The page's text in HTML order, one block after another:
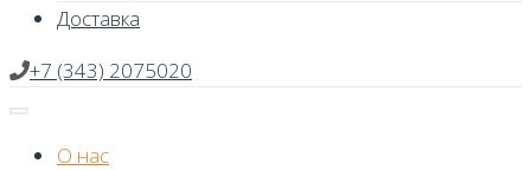
Доставка
+7 (343) 2075020
О нас